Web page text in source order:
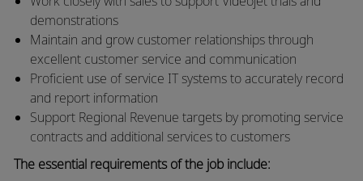
demonstrations
Maintain and grow customer relationships through
excellent customer service and communication
Proficient use of service IT systems to accurately record
and report information
Support Regional Revenue targets by promoting service
contracts and additional services to customers
The essential requirements of the job include: